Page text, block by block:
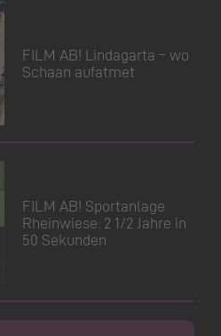
FILM AB! Lindagarta – wo
Schaan aufatmet
FILM AB! Sportanlage
Rheinwiese: 2 1/2 Jahre in
50 Sekunden